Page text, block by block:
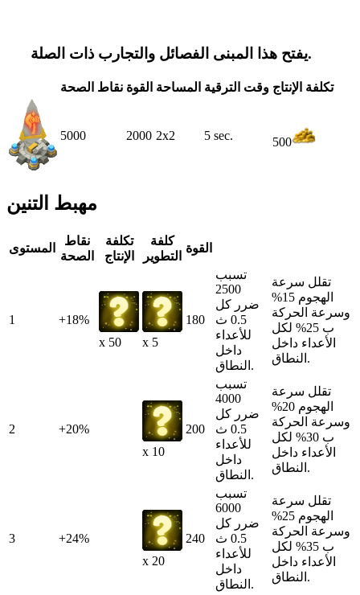
يفتح هذا المبنى الفصائل والتجارب ذات الصلة.
نقاط الصحة القوة المساحة وقت الترقية تكلفة الإنتاج
5000 2000 2x2 5 sec. 500
مهبط التنين
المستوى
نقاط
الصحة
تكلفة
الإنتاج
كلفة
التطوير
القوة
1
+18%
x 50
x 5
180
تسبب
2500
ضرر كل
0.5 ث
للأعداء
داخل
النطاق.
تقلل سرعة
الهجوم 15%
وسرعة الحركة
ب 25% لكل
الأعداء داخل
النطاق.
2
+20%
x 10
200
تسبب
4000
ضرر كل
0.5 ث
للأعداء
داخل
النطاق.
تقلل سرعة
الهجوم 20%
وسرعة الحركة
ب 30% لكل
الأعداء داخل
النطاق.
3
+24%
x 20
240
تسبب
6000
ضرر كل
0.5 ث
للأعداء
داخل
النطاق.
تقلل سرعة
الهجوم 25%
وسرعة الحركة
ب 35% لكل
الأعداء داخل
النطاق.